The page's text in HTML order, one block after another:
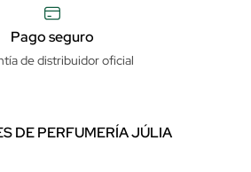
Pago seguro
de distribuidor oficial
DE PERFUMERÍA JÚLIA